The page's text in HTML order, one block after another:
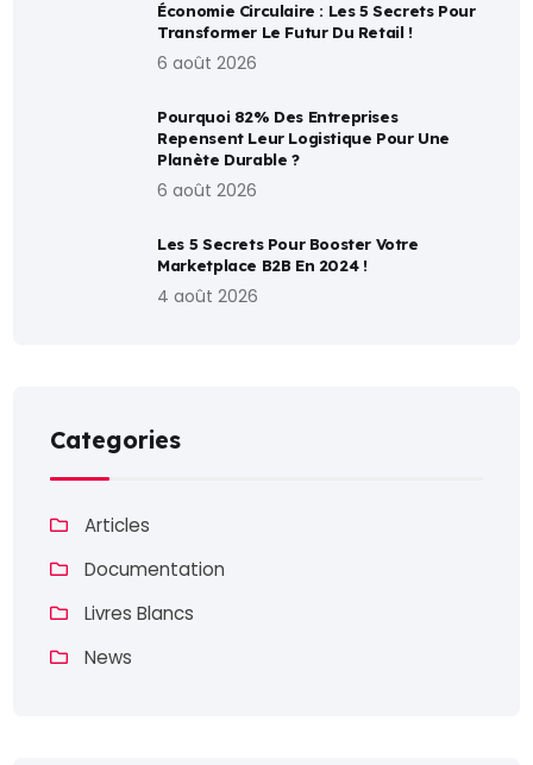
Économie Circulaire : Les 5 Secrets Pour
Transformer Le Futur Du Retail !
6 août 2026
Pourquoi 82% Des Entreprises
Repensent Leur Logistique Pour Une
Planète Durable ?
6 août 2026
Les 5 Secrets Pour Booster Votre
Marketplace B2B En 2024 !
4 août 2026
Categories
Articles
Documentation
Livres Blancs
News